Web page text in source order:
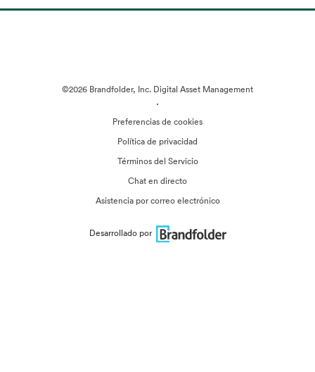
©2026 Brandfolder, Inc. Digital Asset Management
·
Preferencias de cookies
Política de privacidad
Términos del Servicio
Chat en directo
Asistencia por correo electrónico
Desarrollado por